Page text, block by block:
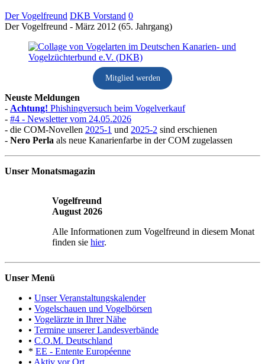
Der Vogelfreund DKB Vorstand 0
Der Vogelfreund - März 2012 (65. Jahrgang)
Mitglied werden
Neuste Meldungen
- Achtung! Phishingversuch beim Vogelverkauf
- #4 - Newsletter vom 24.05.2026
- die COM-Novellen 2025-1 und 2025-2 sind erschienen
- Nero Perla als neue Kanarienfarbe in der COM zugelassen
Unser Monatsmagazin
Vogelfreund
August 2026
Alle Informationen zum Vogelfreund in diesem Monat
finden sie hier.
Unser Menü
• Unser Veranstaltungskalender
• Vogelschauen und Vogelbörsen
• Vogelärzte in Ihrer Nähe
• Termine unserer Landesverbände
• C.O.M. Deutschland
* EE - Entente Européenne